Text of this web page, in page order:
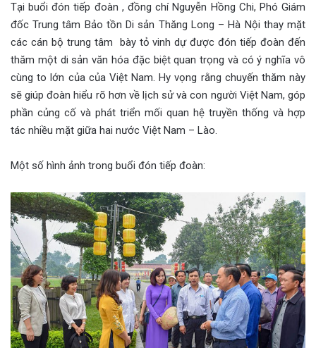
Tại buổi đón tiếp đoàn , đồng chí Nguyễn Hồng Chi, Phó Giám
đốc Trung tâm Bảo tồn Di sản Thăng Long – Hà Nội thay mặt
các cán bộ trung tâm bày tỏ vinh dự được đón tiếp đoàn đến
thăm một di sản văn hóa đặc biệt quan trọng và có ý nghĩa vô
cùng to lớn của của Việt Nam. Hy vọng rằng chuyến thăm này
sẽ giúp đoàn hiểu rõ hơn về lịch sử và con người Việt Nam, góp
phần củng cố và phát triển mối quan hệ truyền thống và hợp
tác nhiều mặt giữa hai nước Việt Nam – Lào.
Một số hình ảnh trong buổi đón tiếp đoàn: